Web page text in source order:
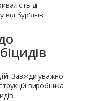
дії
від бур'янів.
: Завжди уважно
виробника